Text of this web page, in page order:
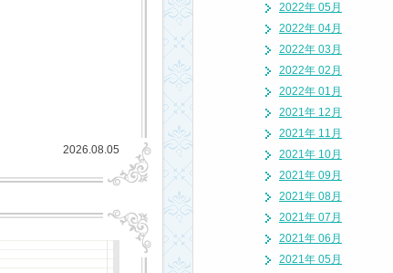
2026.08.05
2022年 05月
2022年 04月
2022年 03月
2022年 02月
2022年 01月
2021年 12月
2021年 11月
2021年 10月
2021年 09月
2021年 08月
2021年 07月
2021年 06月
2021年 05月